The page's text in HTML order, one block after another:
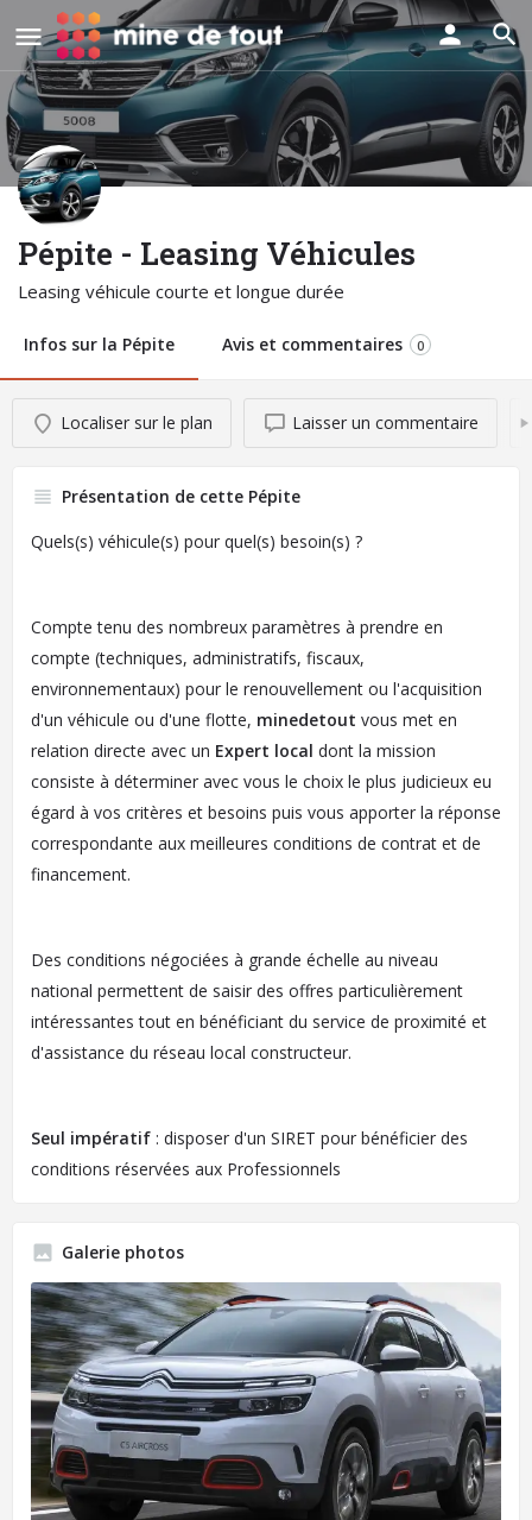
Pépite - Leasing Véhicules
Leasing véhicule courte et longue durée
Infos sur la Pépite Avis et commentaires 0
Localiser sur le plan Laisser un commentaire
Présentation de cette Pépite
Quels(s) véhicule(s) pour quel(s) besoin(s) ?
Compte tenu des nombreux paramètres à prendre en
compte (techniques, administratifs, fiscaux,
environnementaux) pour le renouvellement ou l'acquisition
d'un véhicule ou d'une flotte, minedetout vous met en
relation directe avec un Expert local dont la mission
consiste à déterminer avec vous le choix le plus judicieux eu
égard à vos critères et besoins puis vous apporter la réponse
correspondante aux meilleures conditions de contrat et de
financement.
Des conditions négociées à grande échelle au niveau
national permettent de saisir des offres particulièrement
intéressantes tout en bénéficiant du service de proximité et
d'assistance du réseau local constructeur.
Seul impératif : disposer d'un SIRET pour bénéficier des
conditions réservées aux Professionnels
Galerie photos